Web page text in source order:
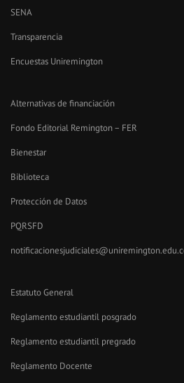
SENA
Transparencia
Encuestas Uniremington
Alternativas de financiación
Fondo Editorial Remington – FER
Bienestar
Biblioteca
Protección de Datos
PQRSFD
Estatuto General
Reglamento estudiantil posgrado
Reglamento estudiantil pregrado
Reglamento Docente